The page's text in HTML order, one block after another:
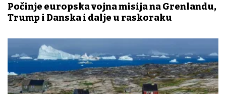
Počinje europska vojna misija na Grenlandu,
Trump i Danska i dalje u raskoraku